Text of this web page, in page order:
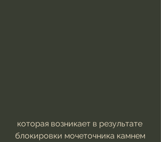
блокировки мочеточника камнем